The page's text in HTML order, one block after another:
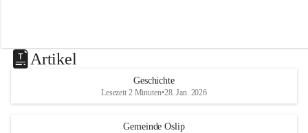
Artikel
Geschichte
Lesezeit 2 Minuten•28. Jan. 2026
Gemeinde Oslip